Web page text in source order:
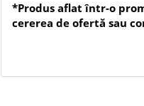
*Produs aflat într-o
cererea de ofertă sau